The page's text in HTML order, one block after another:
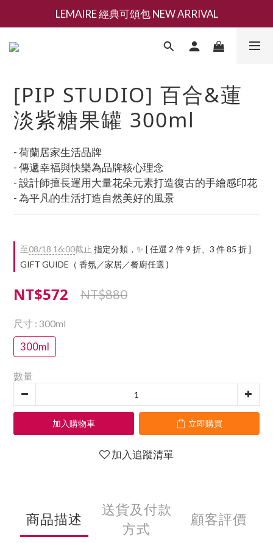
新會員募集現領抵用千元購物金
LEMAIRE 經典可頌包 NEW ARRIVAL
香氛 / 家居 / 餐廚 [ 全館折上兩件9折，三件享85折 】
[PIP STUDIO] 百合&蓮
淡紫糖果罐 300ml
- 荷蘭居家生活品牌
- 傳遞幸福與快樂為品牌核心理念
- 設計師擅長運用大量花朵元素打造復古的手繪感印花
- 為平凡的生活打造自然美好的風景
至08/18 16:00截止 指定分類，✨ [ 任選 2 件 9 折、3 件 85 折 ]
GIFT GUIDE（ 香氛／家居／餐廚任選 )
NT$572 NT$880
尺寸 : 300ml
300ml
數量
加入購物車 立即購買
加入追蹤清單
商品描述
送貨及付款
方式
顧客評價